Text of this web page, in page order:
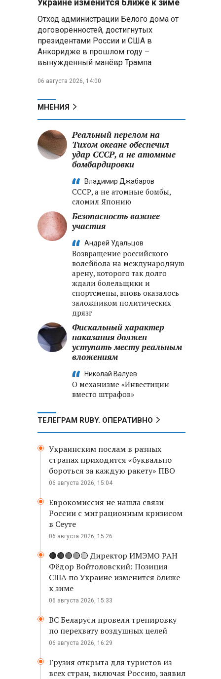
Президент Алжира готовится
к визиту в Беларусь — МИД
Алжира
300 жителей Курской области,
неизвестной
Второй энергоблок БелАЭС
вновь вышел на номинальную
мощность после диагностики
оборудования
Украине изменится ближе к зиме
Отход администрации Белого дома от
договорённостей, достигнутых
президентами России и США в
Анкоридже в прошлом году –
вынужденный манёвр Трампа
06 августа 2026, 14:00
МНЕНИЯ
Реальный перелом на
Тихом океане обеспечил
удар СССР, а не атомные
бомбардировки
Владимир Джабаров
СССР, а не атомные бомбы,
сломил Японию
Безопасность важнее
участия
Андрей Удальцов
Возвращение российского
волейбола на международную
арену, которого так долго
ждали болельщики и
спортсмены, вновь оказалось
заложником политических
дрязг
Фискальный характер
наказания должен
уступать месту реальным
вложениям
Николай Валуев
О механизме «Инвестиции
вместо штрафов»
ТЕЛЕГРАМ RUBY. ОПЕРАТИВНО
Украинским послам в разных
странах приходится «буквально
бороться за каждую ракету» ПВО
06 августа 2026, 15:04
Еврокомиссия не нашла связи
России с миграционным кризисом
в Сеуте
06 августа 2026, 15:26
🔴🔴🔴🔴🔴 Директор ИМЭМО РАН
Фёдор Войтоловский: Позиция
США по Украине изменится ближе
к зиме
06 августа 2026, 15:33
ВС Беларуси провели тренировку
по перехвату воздушных целей
06 августа 2026, 16:29
Грузия открыта для туристов из
всех стран, включая Россию, заявил